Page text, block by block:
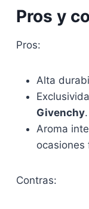
Pros y
Pros:
Alta
Givenchy.
Aroma
ocasiones
Contras: